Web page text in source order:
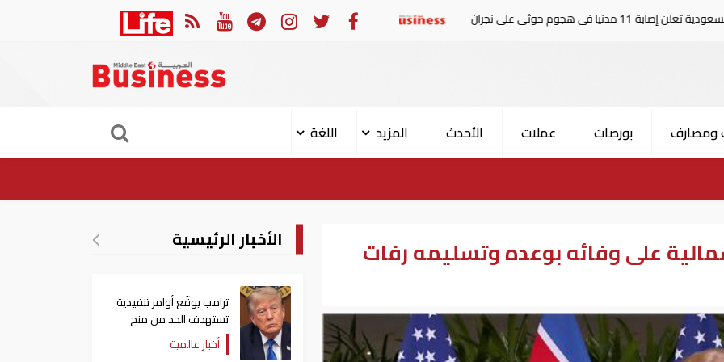
ارتفاع حصيلة قتلى الهجوم الحوثي على معسكرات حكومية لـ58 قتيلًا وعشرات الجرحى
ومصارف بورصات عملات الأحدث المزيد
اللغة
على وفائه بوعده وتسليمه رفات الأخبار الرئيسية
ترامب يوقّع أوامر تنفيذية
تستهدف الحد من منح
الجنسية الأمريكية بالولادة
أخبار عالمية